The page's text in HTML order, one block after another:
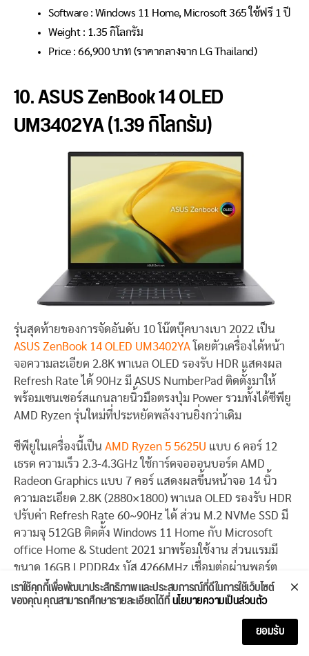
Software : Windows 11 Home, Microsoft 365 ใช้ฟรี 1 ปี
Weight : 1.35 กิโลกรัม
Price : 66,900บาท (ราคากลางจาก LG Thailand)
10. ASUS ZenBook 14 OLED
UM3402YA (1.39 กิโลกรัม)
รุ่นสุดท้ายของการจัดอันดับ 10 โน๊ตบุ๊คบางเบา 2022 เป็น
ASUS ZenBook 14 OLED UM3402YA โดยตัวเครื่องได้หน้า
จอความละเอียด 2.8K พาเนล OLED รองรับ HDR แสดงผล
Refresh Rate ได้ 90Hz มี ASUS NumberPad ติดตั้งมาให้
พร้อมเซนเซอร์สแกนลายนิ้วมือตรงปุ่ม Power รวมทั้งได้ซีพียู
AMD Ryzen รุ่นใหม่ที่ประหยัดพลังงานยิ่งกว่าเดิม
ซีพียูในเครื่องนี้เป็น AMD Ryzen 5 5625U แบบ 6 คอร์ 12
เธรด ความเร็ว 2.3-4.3GHz ใช้การ์ดจอออนบอร์ด AMD
Radeon Graphics แบบ 7 คอร์ แสดงผลขึ้นหน้าจอ 14 นิ้ว
ความละเอียด 2.8K (2880×1800) พาเนล OLED รองรับ HDR
ปรับค่า Refresh Rate 60~90Hz ได้ ส่วน M.2 NVMe SSD มี
ความจุ 512GB ติดตั้ง Windows 11 Home กับ Microsoft
office Home & Student 2021 มาพร้อมใช้งาน ส่วนแรมมี
ขนาด 16GB LPDDR4x บัส 4266MHz เชื่อมต่อผ่านพอร์ต
USB-C 3.2 x 1 รองรับ DisplayPort และ Power Delivery,
USB-A 3.2 x 2, HDMI x 1, Audio combo x 1 เชื่อมต่อ
อินเตอร์เน็ตด้วย Wi-Fi 6E มาตรฐาน 802.11ax รองรับ
Bluetooth 5.2 ได้ด้วย จัดเป็นโน๊ตบุ๊คคุณภาพในการจัดอันดับ
เราใช้คุกกี้เพื่อพัฒนาประสิทธิภาพ และประสบการณ์ที่ดีในการใช้เว็บไซต์
ของคุณ คุณสามารถศึกษารายละเอียดได้ที่นโยบายความเป็นส่วนตัว
ยอมรับ